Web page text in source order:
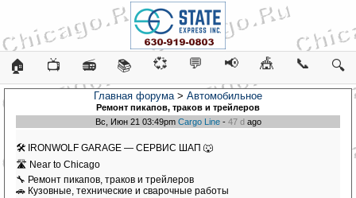
🏠 📺 📻 📚 💞 💬 📢 🎪 📞 🔍
Главная форума> Автомобильное
Ремонт пикапов, траков и трейлеров
Вс, Июн 21 03:49pm Cargo Line- 47 dago
🛠 IRONWOLF GARAGE — СЕРВИС ШАП 🐺
🛣 Near to Chicago
🔧 Ремонт пикапов, траков и трейлеров
🚗 Кузовные, технические и сварочные работы